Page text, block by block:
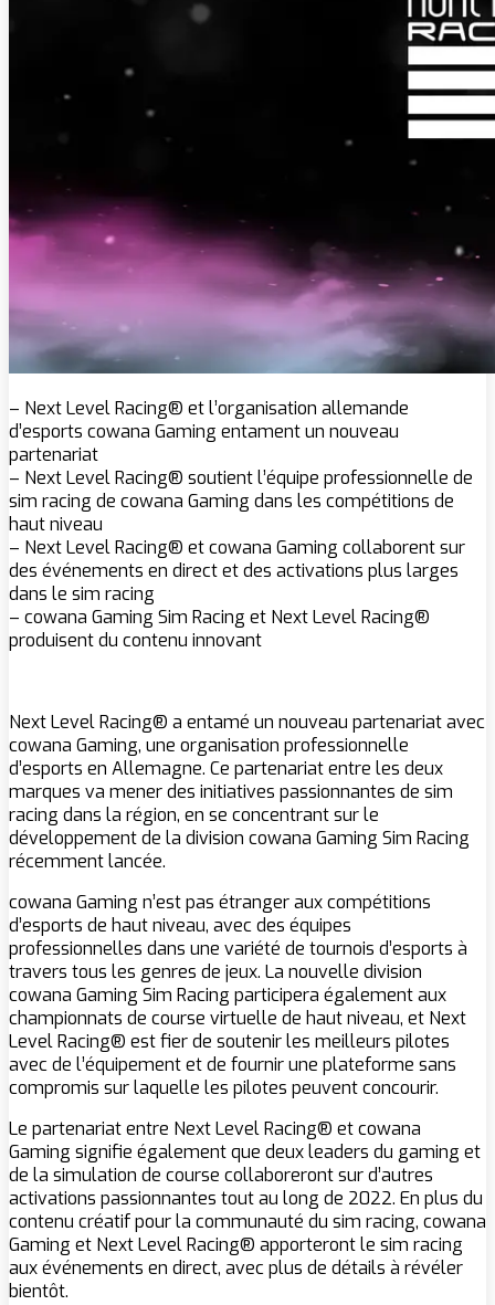
– Next Level Racing® et l’organisation allemande
d’esports cowana Gaming entament un nouveau
partenariat
– Next Level Racing® soutient l’équipe professionnelle de
sim racing de cowana Gaming dans les compétitions de
haut niveau
– Next Level Racing® et cowana Gaming collaborent sur
des événements en direct et des activations plus larges
dans le sim racing
– cowana Gaming Sim Racing et Next Level Racing®
produisent du contenu innovant
Next Level Racing® a entamé un nouveau partenariat avec
cowana Gaming, une organisation professionnelle
d’esports en Allemagne. Ce partenariat entre les deux
marques va mener des initiatives passionnantes de sim
racing dans la région, en se concentrant sur le
développement de la division cowana Gaming Sim Racing
récemment lancée.
cowana Gaming n’est pas étranger aux compétitions
d’esports de haut niveau, avec des équipes
professionnelles dans une variété de tournois d’esports à
travers tous les genres de jeux. La nouvelle division
cowana Gaming Sim Racing participera également aux
championnats de course virtuelle de haut niveau, et Next
Level Racing® est fier de soutenir les meilleurs pilotes
avec de l’équipement et de fournir une plateforme sans
compromis sur laquelle les pilotes peuvent concourir.
Le partenariat entre Next Level Racing® et cowana
Gaming signifie également que deux leaders du gaming et
de la simulation de course collaboreront sur d’autres
activations passionnantes tout au long de 2022. En plus du
contenu créatif pour la communauté du sim racing, cowana
Gaming et Next Level Racing® apporteront le sim racing
aux événements en direct, avec plus de détails à révéler
bientôt.